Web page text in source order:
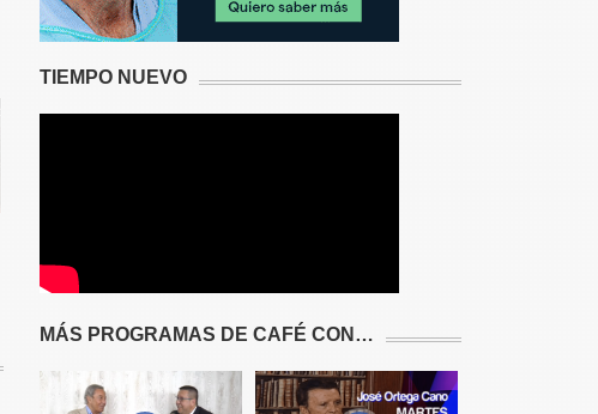
TIEMPO NUEVO
MÁS PROGRAMAS DE CAFÉ CON…